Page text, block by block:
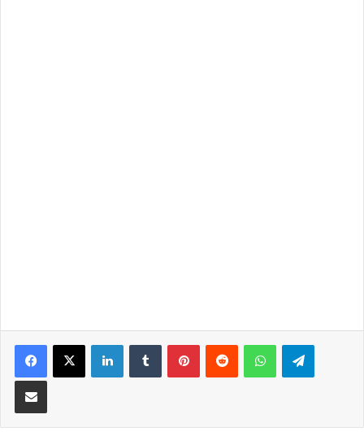
LinkedInTumblrPinterestReddit WhatsApp
Partilhar Via Email